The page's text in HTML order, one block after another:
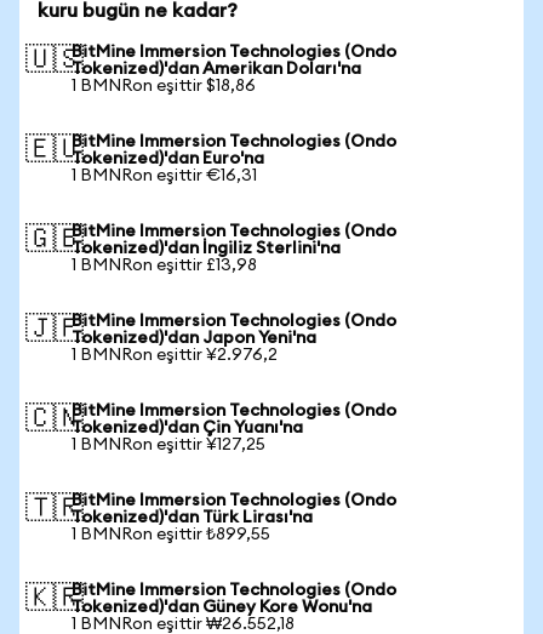
kuru bugün ne kadar?
🇺🇸BitMine Immersion Technologies (Ondo
Tokenized)'dan Amerikan Doları'na
1 BMNRon eşittir $18,86
🇪🇺BitMine Immersion Technologies (Ondo
Tokenized)'dan Euro'na
1 BMNRon eşittir €16,31
🇬🇧BitMine Immersion Technologies (Ondo
Tokenized)'dan İngiliz Sterlini'na
1 BMNRon eşittir £13,98
🇯🇵BitMine Immersion Technologies (Ondo
Tokenized)'dan Japon Yeni'na
1 BMNRon eşittir ¥2.976,2
🇨🇳BitMine Immersion Technologies (Ondo
Tokenized)'dan Çin Yuanı'na
1 BMNRon eşittir ¥127,25
🇹🇷BitMine Immersion Technologies (Ondo
Tokenized)'dan Türk Lirası'na
1 BMNRon eşittir ₺899,55
🇰🇷BitMine Immersion Technologies (Ondo
Tokenized)'dan Güney Kore Wonu'na
1 BMNRon eşittir ₩26.552,18